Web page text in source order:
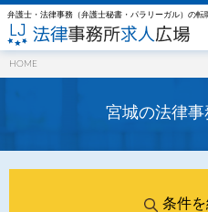
弁護士・法律事務（弁護士秘書・パラリーガル）の転
HOME
宮城の法律
条件